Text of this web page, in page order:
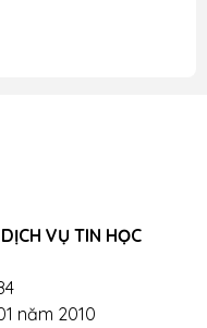
VỤ TIN HỌC
năm 2010